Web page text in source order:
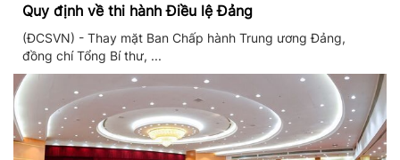
Quy định về thi hành Điều lệ Đảng
(ĐCSVN) - Thay mặt Ban Chấp hành Trung ương Đảng,
đồng chí Tổng Bí thư, ...